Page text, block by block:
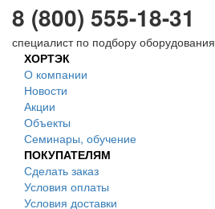
8 (800) 555-18-31
специалист по подбору оборудования
ХОРТЭК
О компании
Новости
Акции
Объекты
Семинары, обучение
ПОКУПАТЕЛЯМ
Сделать заказ
Условия оплаты
Условия доставки